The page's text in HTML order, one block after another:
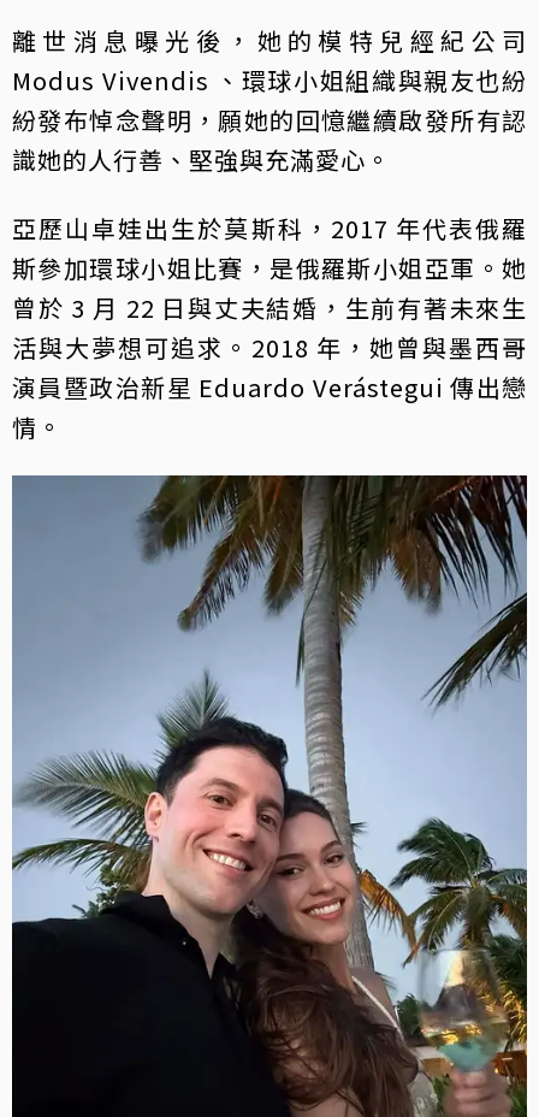
離世消息曝光後，她的模特兒經紀公司
Modus Vivendis 、環球小姐組織與親友也紛
紛發布悼念聲明，願她的回憶繼續啟發所有認
識她的人行善、堅強與充滿愛心。
亞歷山卓娃出生於莫斯科，2017 年代表俄羅
斯參加環球小姐比賽，是俄羅斯小姐亞軍。她
曾於 3 月 22 日與丈夫結婚，生前有著未來生
活與大夢想可追求。2018 年，她曾與墨西哥
演員暨政治新星 Eduardo Verástegui 傳出戀
情。